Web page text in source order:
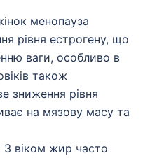
менопауза
рівня естрогену, що
ваги, особливо в
також
зниження рівня
на мязову масу та
З віком жир часто